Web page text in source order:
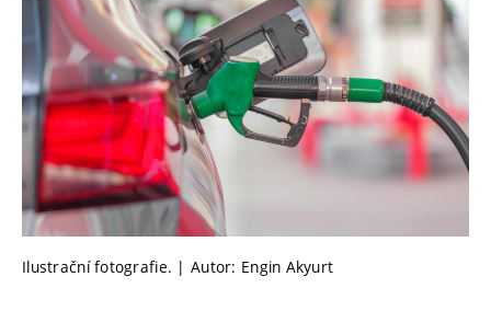
Ilustrační fotografie. | Autor: Engin Akyurt